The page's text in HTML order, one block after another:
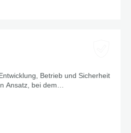
Betrieb und Sicherheit
Ansatz, bei dem